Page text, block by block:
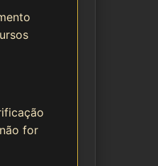
for